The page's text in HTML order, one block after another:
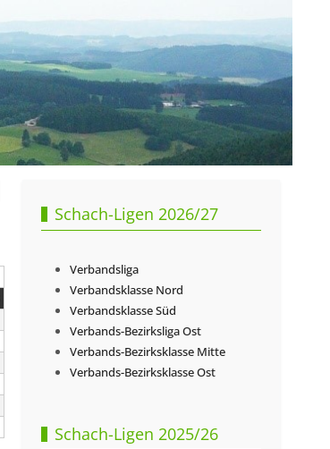
Schach-Ligen 2026/27
Verbandsliga
Verbandsklasse Nord
Verbandsklasse Süd
Verbands-Bezirksliga Ost
Verbands-Bezirksklasse Mitte
Verbands-Bezirksklasse Ost
Schach-Ligen 2025/26